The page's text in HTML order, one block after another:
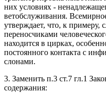
них условиях -
ветобслуживания.
утверждает, что, к примеру,
переносчиками
находится в цирках,
постоянного контакта с
слонами.
3. Заменить п.3 ст.7 гл.1
содержания: